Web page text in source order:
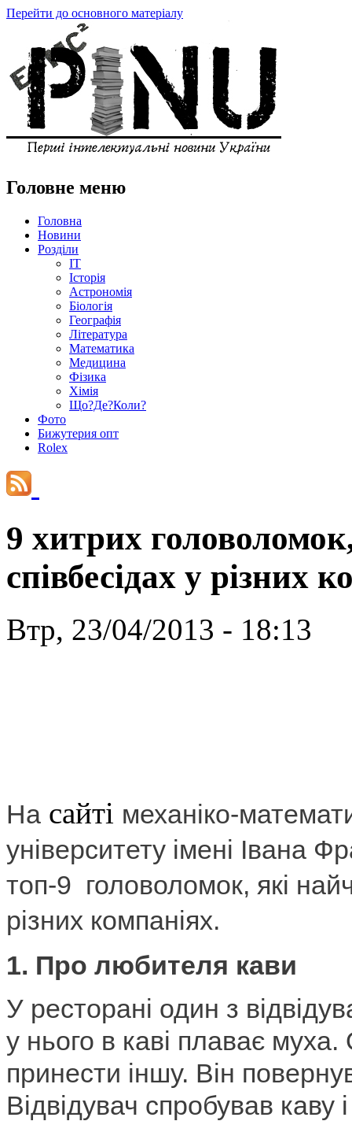
Перейти до основного матеріалу
Головне меню
Головна
Новини
Розділи
IT
Історія
Астрономія
Біологія
Географія
Література
Математика
Медицина
Фізика
Хімія
Що?Де?Коли?
Фото
Бижутерия опт
Rolex
9 хитрих
співбесідах у різних
Втр, 23/04/2013 - 18:13
На сайті механіко-
університету імені Івана
топ-9 головоломок, які
різних компаніях.
1. Про любителя кави
У ресторані один з
у нього в каві плаває
принести іншу. Він
Відвідувач спробував каву